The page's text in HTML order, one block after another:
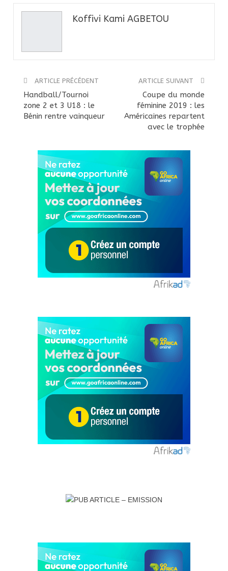
Koffivi Kami AGBETOU
ARTICLE PRÉCÉDENT
Handball/Tournoi
zone 2 et 3 U18 : le
Bénin rentre vainqueur
ARTICLE SUIVANT
Coupe du monde
féminine 2019 : les
Américaines repartent
avec le trophée